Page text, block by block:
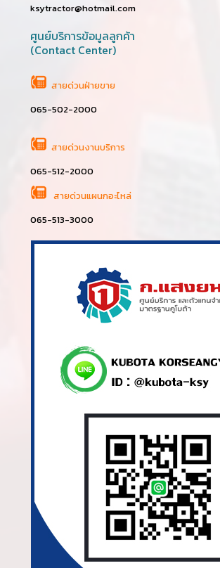
ksytractor@hotmail.com
ศูนย์บริการข้อมูลลูกค้า
(Contact Center)
สายด่วนฝ่ายขาย
065-502-2000
สายด่วนงานบริการ
065-512-2000
สายด่วนแผนกอะไหล่
065-513-3000